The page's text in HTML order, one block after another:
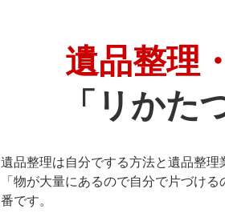
遺品整理
「リかた
遺品整理は自分でする方法と遺品整理
「物が大量にあるので自分で片づけ
番です。